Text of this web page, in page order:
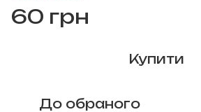
60 грн
Купити
До обраного